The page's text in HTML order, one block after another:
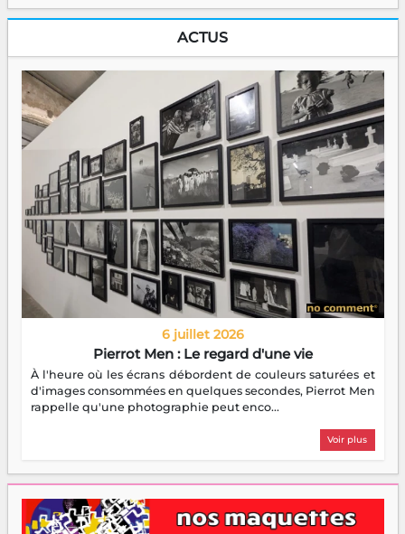
ACTUS
6 juillet 2026
Pierrot Men : Le regard d'une vie
À l'heure où les écrans débordent de couleurs saturées et
d'images consommées en quelques secondes, Pierrot Men
rappelle qu'une photographie peut enco...
Voir plus